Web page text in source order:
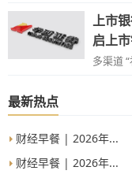
上市
启上
多渠道
最新热点
财经早餐 | 2026年...
财经早餐 | 2026年...